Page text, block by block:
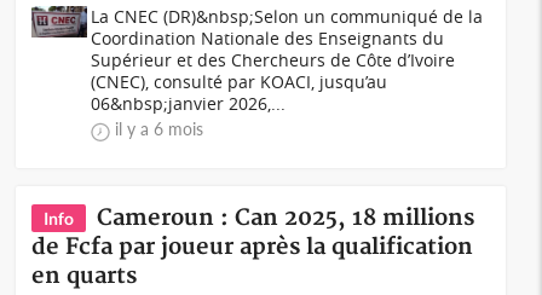
La CNEC (DR)&nbsp;Selon un communiqué de la
Coordination Nationale des Enseignants du
Supérieur et des Chercheurs de Côte d’Ivoire
(CNEC), consulté par KOACI, jusqu’au
06&nbsp;janvier 2026,...
il y a 6 mois
Info
Cameroun : Can 2025, 18 millions
de Fcfa par joueur après la qualification
en quarts